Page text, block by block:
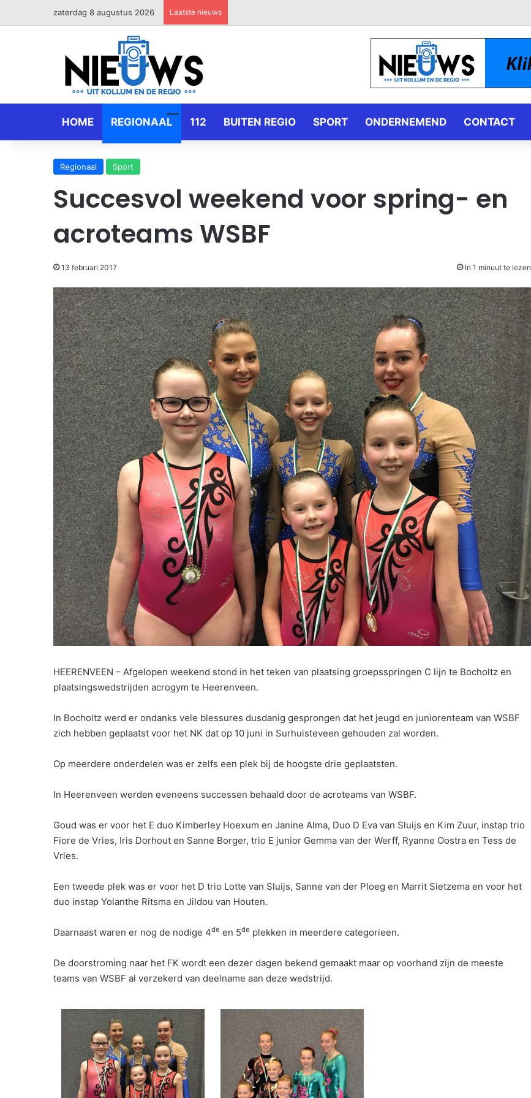
zaterdag 8 augustus 2026 Laatste nieuws
HOME REGIONAAL 112 BUITEN REGIO SPORT ONDERNEMEND CONTACT
Regionaal Sport
Succesvol weekend voor spring- en
acroteams WSBF
13 februari 2017 In 1 minuut te lezen
HEERENVEEN – Afgelopen weekend stond in het teken van plaatsing groepsspringen C lijn te Bocholtz en
plaatsingswedstrijden acrogym te Heerenveen.
In Bocholtz werd er ondanks vele blessures dusdanig gesprongen dat het jeugd en juniorenteam van WSBF
zich hebben geplaatst voor het NK dat op 10 juni in Surhuisteveen gehouden zal worden.
Op meerdere onderdelen was er zelfs een plek bij de hoogste drie geplaatsten.
In Heerenveen werden eveneens successen behaald door de acroteams van WSBF.
Goud was er voor het E duo Kimberley Hoexum en Janine Alma, Duo D Eva van Sluijs en Kim Zuur, instap trio
Fiore de Vries, Iris Dorhout en Sanne Borger, trio E junior Gemma van der Werff, Ryanne Oostra en Tess de
Vries.
Een tweede plek was er voor het D trio Lotte van Sluijs, Sanne van der Ploeg en Marrit Sietzema en voor het
duo instap Yolanthe Ritsma en Jildou van Houten.
Daarnaast waren er nog de nodige 4de en 5de plekken in meerdere categorieen.
De doorstroming naar het FK wordt een dezer dagen bekend gemaakt maar op voorhand zijn de meeste
teams van WSBF al verzekerd van deelname aan deze wedstrijd.